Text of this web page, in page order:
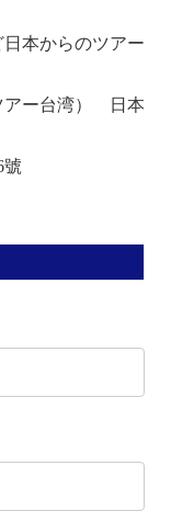
本からのツアー
アー台湾） 日本
號